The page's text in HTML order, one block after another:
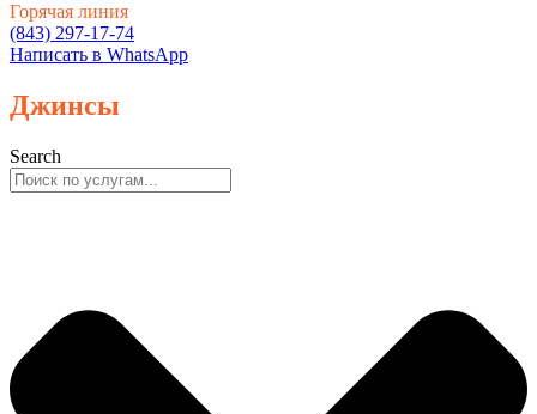
Горячая линия
(843) 297-17-74
Написать в WhatsApp
Джинсы
Search